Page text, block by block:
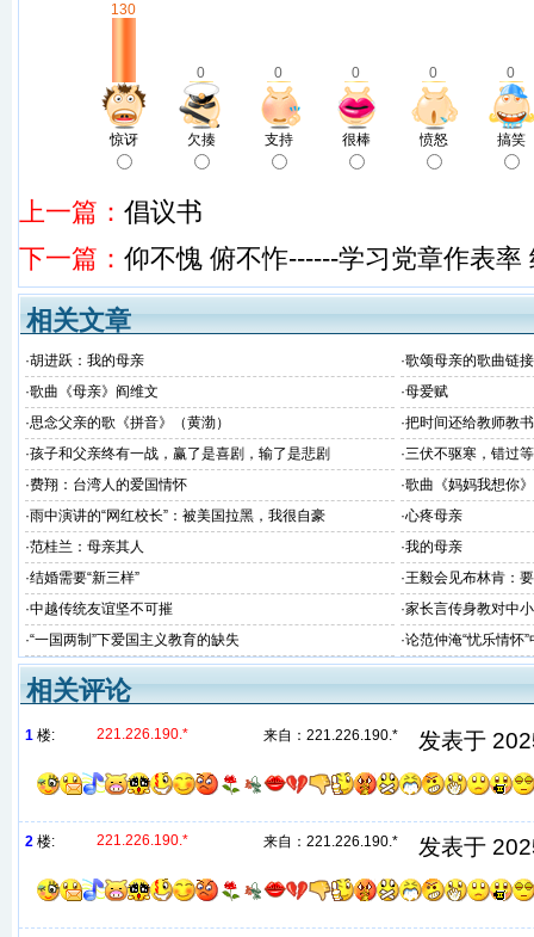
130
0 0 0 0 0
惊讶 欠揍 支持 很棒 愤怒 搞笑
上一篇： 倡议书
下一篇： 仰不愧 俯不怍------学习党章作表率
相关文章
·胡进跃：我的母亲 ·歌颂母亲的歌曲链接
·歌曲《母亲》阎维文 ·母爱赋
·思念父亲的歌《拼音》（黄渤） ·把时间还给教师教
·孩子和父亲终有一战，赢了是喜剧，输了是悲剧 ·三伏不驱寒，错过
·费翔：台湾人的爱国情怀 ·歌曲《妈妈我想你》
·雨中演讲的“网红校长”：被美国拉黑，我很自豪 ·心疼母亲
·范桂兰：母亲其人 ·我的母亲
·结婚需要“新三样” ·王毅会见布林肯：
对华非法无理制裁
·中越传统友谊坚不可摧 ·家长言传身教对中
·“一国两制”下爱国主义教育的缺失 ·论范仲淹“忧乐情怀
相关评论
1 楼: 221.226.190.* 来自： 221.226.190.* 发表于
2 楼: 221.226.190.* 来自： 221.226.190.* 发表于